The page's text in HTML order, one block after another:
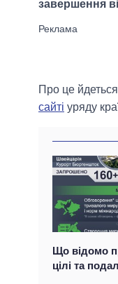
завершення
Про це йдеться
сайті уряду
Що відомо
цілі та